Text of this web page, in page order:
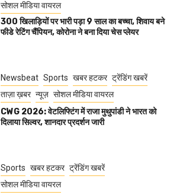
सोशल मीडिया वायरल
300 खिलाड़ियों पर भारी पड़ा 9 साल का बच्चा, शिवाय बने
फीडे रेटिंग चैंपियन, कोरोना ने बना दिया चेस प्लेयर
Newsbeat Sports खबर हटकर ट्रेंडिंग खबरें
ताज़ा ख़बर न्यूज़ सोशल मीडिया वायरल
CWG 2026: वेटलिफ्टिंग में राजा मुथुपांडी ने भारत को
दिलाया सिल्वर, शानदार प्रदर्शन जारी
Sports खबर हटकर ट्रेंडिंग खबरें
सोशल मीडिया वायरल